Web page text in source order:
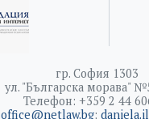
гр. София 1303
ул. "Българска морава"
Телефон: +359 2 44
office@netlaw.bg;